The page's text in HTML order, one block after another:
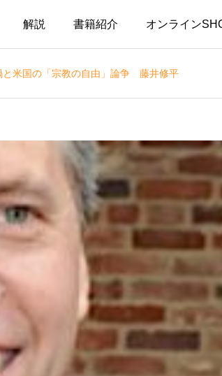
解説 書籍紹介 オンライン
米国の「宗教の自由」論争 藤井修平